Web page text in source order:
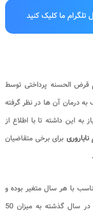
تلگرام ما کلیک کنید
قرض الحسنه پرداختی توسط
به درمان آن ها در نظر گرفته
به این داشته تا با اطلاع از
ناباروری برای برخی متقاضیان
با هر سال متغیر بوده و
سالانه افزایش می یابد. مبلغ این تسهیلات در سال گذشته به میزان 50